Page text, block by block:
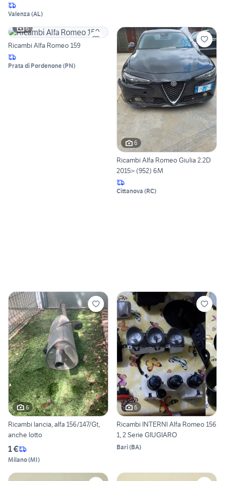
Valenza (AL)
6
Ricambi Alfa Romeo 159
Prata di Pordenone(PN)
6
Ricambi Alfa Romeo Giulia 2.2D
2015> (952) 6M
Cittanova (RC)
6
Ricambi lancia, alfa 156/147/Gt,
anche lotto
1 €
Milano(MI)
6
Ricambi INTERNI Alfa Romeo 156
1, 2 Serie GIUGIARO
Bari(BA)